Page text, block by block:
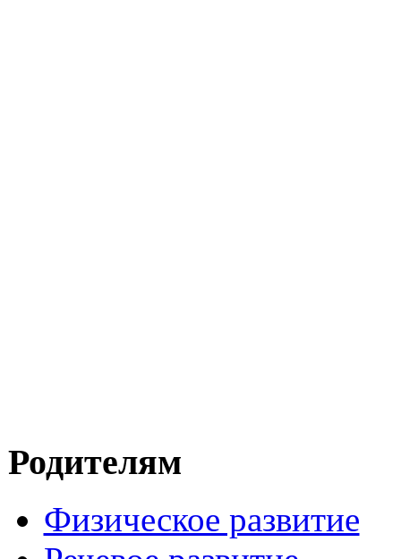
Родителям
Физическое развитие